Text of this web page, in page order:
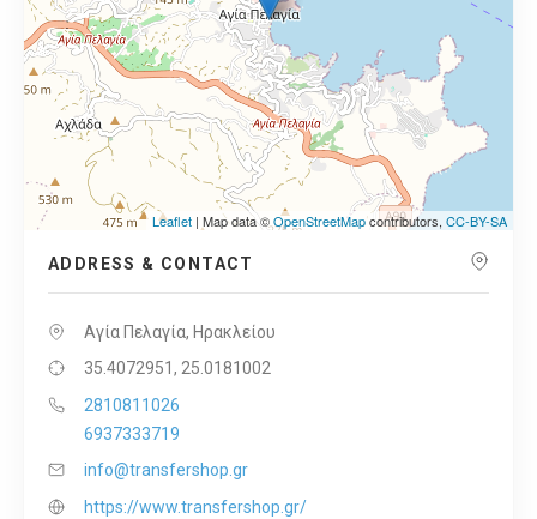
Leaflet | Map data ©OpenStreetMapcontributors, CC-BY-SA
ADDRESS & CONTACT
Αγία Πελαγία, Ηρακλείου
35.4072951, 25.0181002
2810811026
6937333719
info@transfershop.gr
https://www.transfershop.gr/